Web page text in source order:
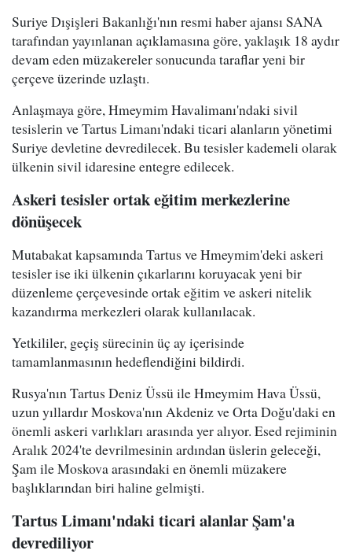
Suriye Dışişleri Bakanlığı'nın resmi haber ajansı SANA
tarafından yayınlanan açıklamasına göre, yaklaşık 18 aydır
devam eden müzakereler sonucunda taraflar yeni bir
çerçeve üzerinde uzlaştı.
Anlaşmaya göre, Hmeymim Havalimanı'ndaki sivil
tesislerin ve Tartus Limanı'ndaki ticari alanların yönetimi
Suriye devletine devredilecek. Bu tesisler kademeli olarak
ülkenin sivil idaresine entegre edilecek.
Askeri tesisler ortak eğitim merkezlerine
dönüşecek
Mutabakat kapsamında Tartus ve Hmeymim'deki askeri
tesisler ise iki ülkenin çıkarlarını koruyacak yeni bir
düzenleme çerçevesinde ortak eğitim ve askeri nitelik
kazandırma merkezleri olarak kullanılacak.
Yetkililer, geçiş sürecinin üç ay içerisinde
tamamlanmasının hedeflendiğini bildirdi.
Rusya'nın Tartus Deniz Üssü ile Hmeymim Hava Üssü,
uzun yıllardır Moskova'nın Akdeniz ve Orta Doğu'daki en
önemli askeri varlıkları arasında yer alıyor. Esed rejiminin
Aralık 2024'te devrilmesinin ardından üslerin geleceği,
Şam ile Moskova arasındaki en önemli müzakere
başlıklarından biri haline gelmişti.
Tartus Limanı'ndaki ticari alanlar Şam'a
devrediliyor